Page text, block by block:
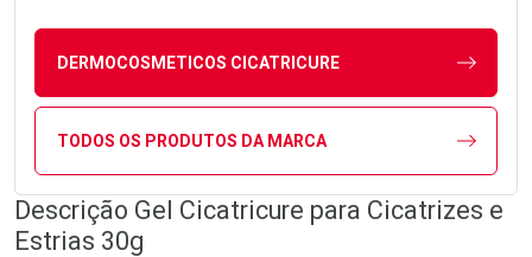
DERMOCOSMETICOS CICATRICURE
TODOS OS PRODUTOS DA MARCA
Descrição Gel Cicatricure para Cicatrizes e
Estrias 30g